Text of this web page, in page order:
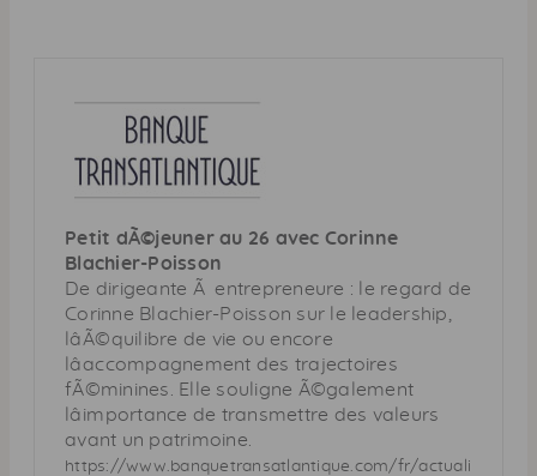
Petit dÃ©jeuner au 26 avec Corinne
Blachier-Poisson
De dirigeante Ã entrepreneure : le regard de
Corinne Blachier-Poisson sur le leadership,
lâÃ©quilibre de vie ou encore
lâaccompagnement des trajectoires
fÃ©minines. Elle souligne Ã©galement
lâimportance de transmettre des valeurs
avant un patrimoine.
https://www.banquetransatlantique.com/fr/actuali